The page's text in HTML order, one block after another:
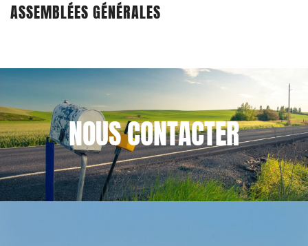
ASSEMBLÉES GÉNÉRALES
NOUSCONTACTER